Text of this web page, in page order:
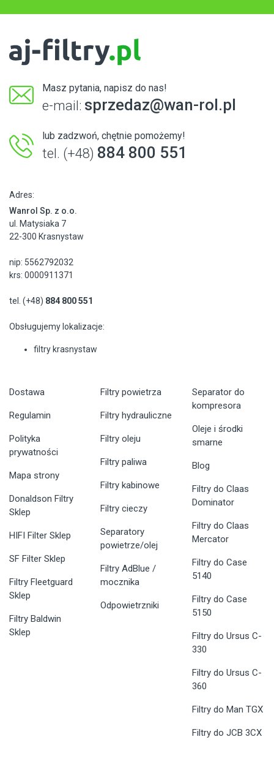
Masz pytania, napisz do nas!
e-mail: sprzedaz@wan-rol.pl
lub zadzwoń, chętnie pomożemy!
tel. (+48) 884 800 551
Adres:
Wanrol Sp. z o.o.
ul. Matysiaka 7
22-300 Krasnystaw
nip: 5562792032
krs: 0000911371
tel. (+48) 884 800 551
Obsługujemy lokalizacje:
filtry krasnystaw
Dostawa
Regulamin
Polityka
prywatności
Mapa strony
Donaldson Filtry
Sklep
HIFI Filter Sklep
SF Filter Sklep
Filtry Fleetguard
Sklep
Filtry Baldwin
Sklep
Filtry powietrza
Filtry hydrauliczne
Filtry oleju
Filtry paliwa
Filtry kabinowe
Filtry cieczy
Separatory
powietrze/olej
Filtry AdBlue /
mocznika
Odpowietrzniki
Separator do
kompresora
Oleje i środki
smarne
Blog
Filtry do Claas
Dominator
Filtry do Claas
Mercator
Filtry do Case
5140
Filtry do Case
5150
Filtry do Ursus C-
330
Filtry do Ursus C-
360
Filtry do Man TGX
Filtry do JCB 3CX